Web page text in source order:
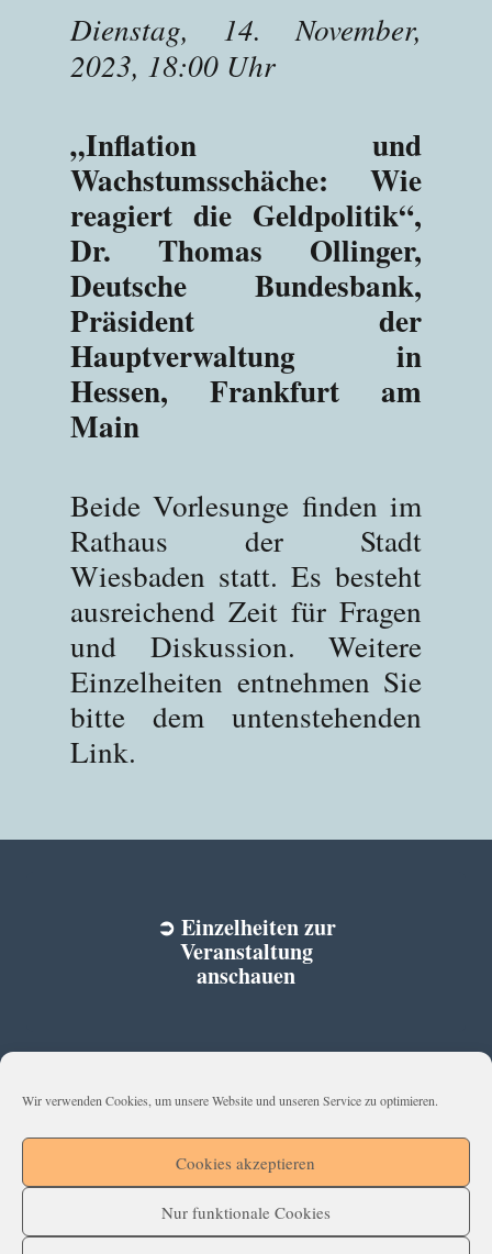
Wir verwenden Cookies, um unsere Website und unseren Service zu optimieren.
Cookies akzeptieren
Nur funktionale Cookies
Dienstag, 14. November,
2023, 18:00 Uhr
„Inflation und
Wachstumsschäche: Wie
reagiert die Geldpolitik“,
Dr. Thomas Ollinger,
Deutsche Bundesbank,
Präsident der
Hauptverwaltung in
Hessen, Frankfurt am
Main
Beide Vorlesunge finden im
Rathaus der Stadt
Wiesbaden statt. Es besteht
ausreichend Zeit für Fragen
und Diskussion. Weitere
Einzelheiten entnehmen Sie
bitte dem untenstehenden
Link.
➲ Einzelheiten zur
Veranstaltung
anschauen
Impressum
Datenschutzerklärung
Cookie-Richtlinie (EU)